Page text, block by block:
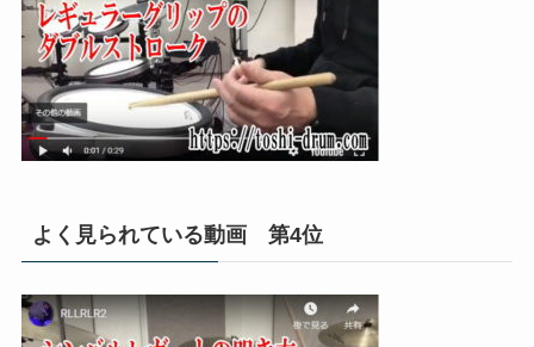
よく見られている動画 第4位